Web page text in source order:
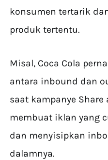
konsumen tertarik
produk tertentu.
Misal, Coca Cola
antara inbound dan
saat kampanye Share
membuat iklan yang
dan menyisipkan
dalamnya.